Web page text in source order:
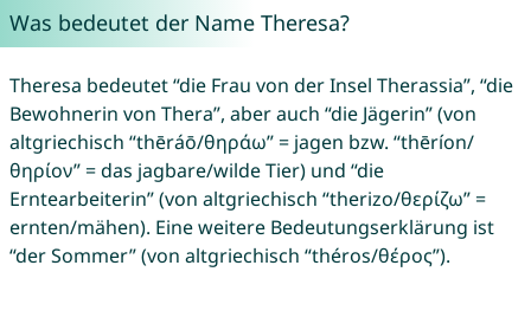
Was bedeutet der Name Theresa?
Theresa bedeutet “die Frau von der Insel Therassia”, “die
Bewohnerin von Thera”, aber auch “die Jägerin” (von
altgriechisch “thēráō/θηράω” = jagen bzw. “thēríon/
θηρίον” = das jagbare/wilde Tier) und “die
Erntearbeiterin” (von altgriechisch “therizo/θερίζω” =
ernten/mähen). Eine weitere Bedeutungserklärung ist
“der Sommer” (von altgriechisch “théros/θέρος”).